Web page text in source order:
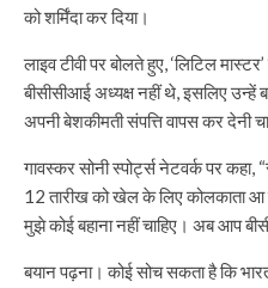
को शर्मिंदा कर दिया।
लाइव टीवी पर बोलते हुए, ‘लिटिल
बीसीसीआई अध्यक्ष नहीं थे, इसलिए उन्हें
अपनी बेशकीमती संपत्ति वापस कर देनी
गावस्कर सोनी स्पोर्ट्स नेटवर्क पर कहा,
12 तारीख को खेल के लिए कोलकाता आ
मुझे कोई बहाना नहीं चाहिए। अब आप
बयान पढ़ना। कोई सोच सकता है कि